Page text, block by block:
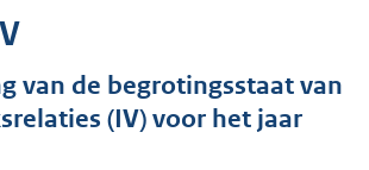
s
g
van de begrotingsstaat van
(IV) voor het jaar